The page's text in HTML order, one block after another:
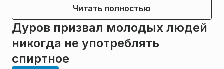
Читать полностью
Дуров призвал молодых людей
никогда не употреблять
спиртное